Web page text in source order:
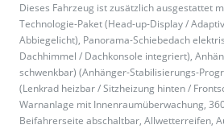
Dieses Fahrzeug ist zusätzlich ausgestattet
Technologie-Paket (Head-up-Display /
Abbiegelicht), Panorama-Schiebedach
Dachhimmel / Dachkonsole integriert),
schwenkbar) (Anhänger-Stabilisierungs-
(Lenkrad heizbar / Sitzheizung hinten /
Warnanlage mit Innenraumüberwachung,
Beifahrerseite abschaltbar, Allwetterreifen,